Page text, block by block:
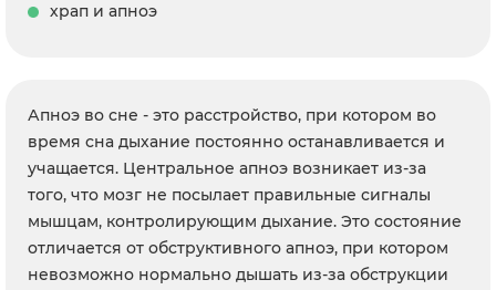
храп и апноэ
Апноэ во сне - это расстройство, при котором во
время сна дыхание постоянно останавливается и
учащается. Центральное апноэ возникает из-за
того, что мозг не посылает правильные сигналы
мышцам, контролирующим дыхание. Это состояние
отличается от обструктивного апноэ, при котором
невозможно нормально дышать из-за обструкции